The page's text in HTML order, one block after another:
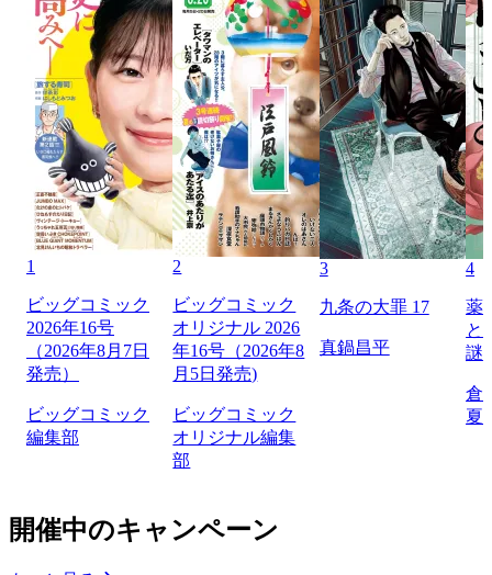
1
ビッグコミック
2026年16号
（2026年8月7日
発売）
ビッグコミック
編集部
2
ビッグコミック
オリジナル 2026
年16号（2026年8
月5日発売)
ビッグコミック
オリジナル編集
部
3
九条の大罪 17
真鍋昌平
4
薬
と
謎
倉
夏
開催中のキャンペーン